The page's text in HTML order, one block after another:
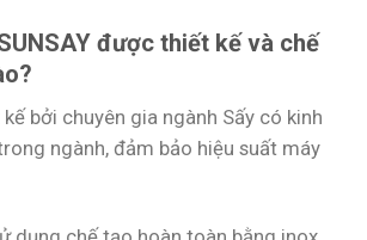
được thiết kế và chế
bởi chuyên gia ngành Sấy có kinh
ngành, đảm bảo hiệu suất máy